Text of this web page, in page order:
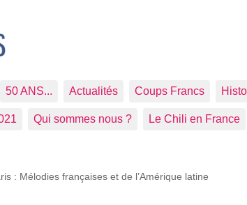
50 ANS... Actualités Coups Francs
Qui sommes nous ? Le Chili en France
: Mélodies françaises et de l’Amérique latine